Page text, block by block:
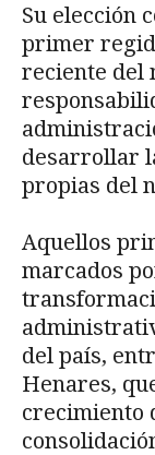
Su elección
primer
reciente del
desarrollar
propias del
Aquellos
marcados
del país,
Henares,
crecimiento